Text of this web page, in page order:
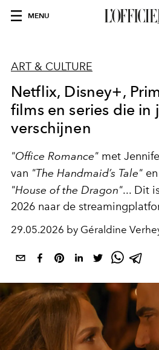
MENU
ART & CULTURE
Netflix, Disney+,
films en series die in
verschijnen
"Office Romance" met
van "The Handmaid’s Tale"
"House of the Dragon"... Dit
2026 naar de
29.05.2026 by Géraldine